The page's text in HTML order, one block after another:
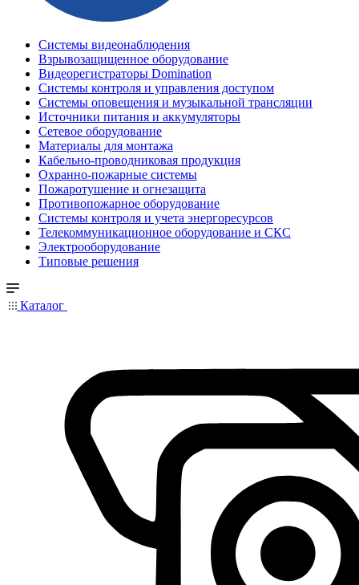
Системы видеонаблюдения
Взрывозащищенное оборудование
Видеорегистраторы Domination
Системы контроля и управления доступом
Системы оповещения и музыкальной трансляции
Источники питания и аккумуляторы
Сетевое оборудование
Материалы для монтажа
Кабельно-проводниковая продукция
Охранно-пожарные системы
Пожаротушение и огнезащита
Противопожарное оборудование
Системы контроля и учета энергоресурсов
Телекоммуникационное оборудование и СКС
Электрооборудование
Типовые решения
Каталог